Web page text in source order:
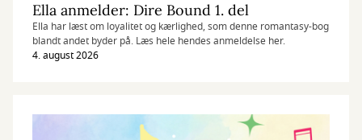
Ella anmelder: Dire Bound 1. del
Ella har læst om loyalitet og kærlighed, som denne romantasy-bog
blandt andet byder på. Læs hele hendes anmeldelse her.
4. august 2026